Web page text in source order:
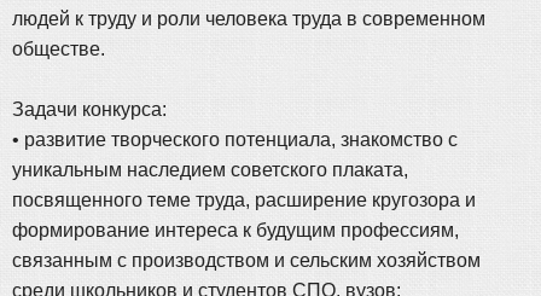
людей к труду и роли человека труда в современном
обществе.
Задачи конкурса:
• развитие творческого потенциала, знакомство с
уникальным наследием советского плаката,
посвященного теме труда, расширение кругозора и
формирование интереса к будущим профессиям,
связанным с производством и сельским хозяйством
среди школьников и студентов СПО, вузов;